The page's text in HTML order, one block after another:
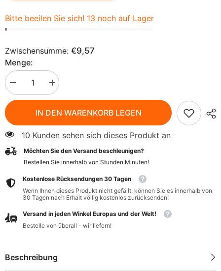
Bitte beeilen Sie sich! 13 noch auf Lager
Zwischensumme: €9,57
Menge:
verringern
für
Sojasauce
glutenfrei
Tamari
BIO
250
ml
Menge
erhöhen
für
Starke
Sojasauce
BIO
ml
-
TERRASANA
IN DEN WARENKORB LEGEN
10 Kunden sehen sich dieses Produkt an
Möchten Sie den Versand beschleunigen?
Bestellen Sie innerhalb von Stunden Minuten!
Kostenlose Rücksendungen 30 Tagen
Wenn Ihnen dieses Produkt nicht gefällt, können Sie es innerhalb von
30 Tagen nach Erhalt völlig kostenlos zurücksenden!
Versand in jeden Winkel Europas und der Welt!
Bestelle von überall - wir liefern!
Beschreibung